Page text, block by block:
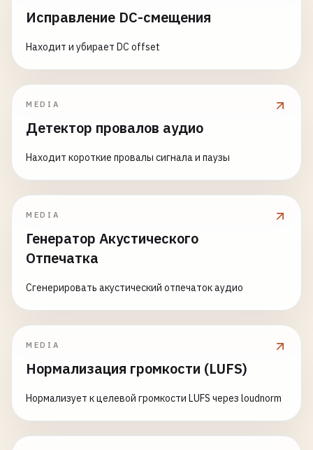
Исправление DC-смещения
Находит и убирает DC offset
MEDIA
Детектор провалов аудио
Находит короткие провалы сигнала и паузы
MEDIA
Генератор Акустического
Отпечатка
Сгенерировать акустический отпечаток аудио
MEDIA
Нормализация громкости (LUFS)
Нормализует к целевой громкости LUFS через loudnorm